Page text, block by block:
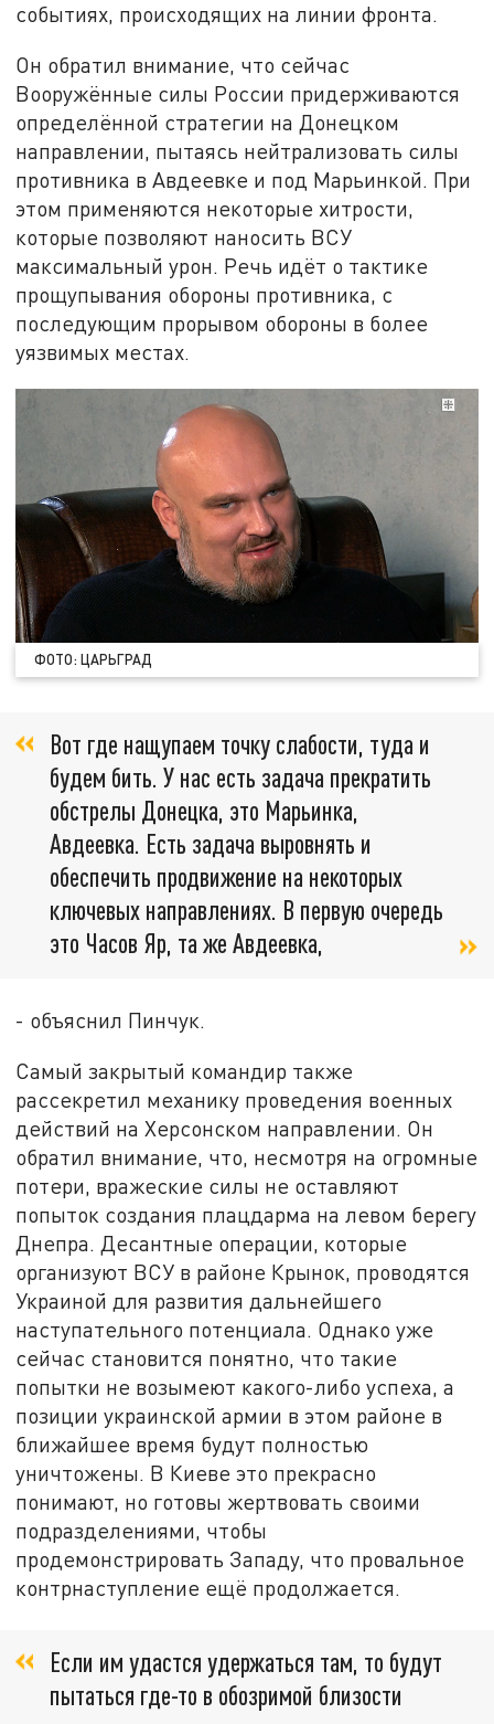
событиях, происходящих на линии фронта.
Он обратил внимание, что сейчас
Вооружённые силы России придерживаются
определённой стратегии на Донецком
направлении, пытаясь нейтрализовать силы
противника в Авдеевке и под Марьинкой. При
этом применяются некоторые хитрости,
которые позволяют наносить ВСУ
максимальный урон. Речь идёт о тактике
прощупывания обороны противника, с
последующим прорывом обороны в более
уязвимых местах.
ФОТО: ЦАРЬГРАД
Вот где нащупаем точку слабости, туда и
будем бить. У нас есть задача прекратить
обстрелы Донецка, это Марьинка,
Авдеевка. Есть задача выровнять и
обеспечить продвижение на некоторых
ключевых направлениях. В первую очередь
это Часов Яр, та же Авдеевка,
- объяснил Пинчук.
Самый закрытый командир также
рассекретил механику проведения военных
действий на Херсонском направлении. Он
обратил внимание, что, несмотря на огромные
потери, вражеские силы не оставляют
попыток создания плацдарма на левом берегу
Днепра. Десантные операции, которые
организуют ВСУ в районе Крынок, проводятся
Украиной для развития дальнейшего
наступательного потенциала. Однако уже
сейчас становится понятно, что такие
попытки не возымеют какого-либо успеха, а
позиции украинской армии в этом районе в
ближайшее время будут полностью
уничтожены. В Киеве это прекрасно
понимают, но готовы жертвовать своими
подразделениями, чтобы
продемонстрировать Западу, что провальное
контрнаступление ещё продолжается.
Если им удастся удержаться там, то будут
пытаться где-то в обозримой близости